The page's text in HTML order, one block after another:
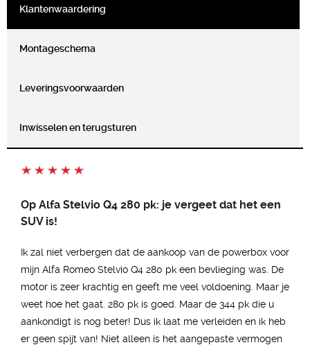
Klantenwaardering
Montageschema
Leveringsvoorwaarden
Inwisselen en terugsturen
Op Alfa Stelvio Q4 280 pk: je vergeet dat het een
SUV is!
Ik zal niet verbergen dat de aankoop van de powerbox voor
mijn Alfa Romeo Stelvio Q4 280 pk een bevlieging was. De
motor is zeer krachtig en geeft me veel voldoening. Maar je
weet hoe het gaat. 280 pk is goed. Maar de 344 pk die u
aankondigt is nog beter! Dus ik laat me verleiden en ik heb
er geen spijt van! Niet alleen is het aangepaste vermogen